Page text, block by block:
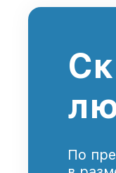
По